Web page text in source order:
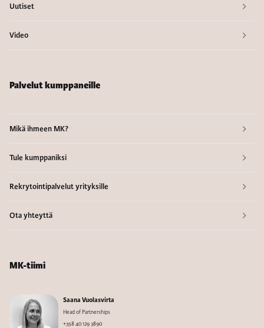
Uutiset
Video
Palvelut kumppaneille
Mikä ihmeen MK?
Tule kumppaniksi
Rekrytointipalvelut yrityksille
Ota yhteyttä
MK-tiimi
Saana Vuolasvirta
Head of Partnerships
+358 40 129 3890